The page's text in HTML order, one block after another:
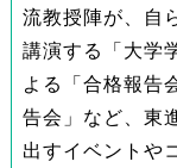
流教授陣が、自
講演する「大学
よる「合格報告
告会」など、東
出すイベントや